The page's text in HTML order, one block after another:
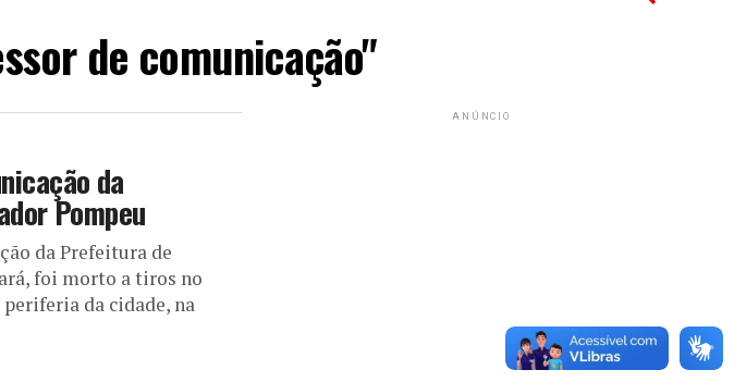
de comunicação"
da
Pompeu
da Prefeitura de
foi morto a tiros no
da cidade, na
ANÚNCIO